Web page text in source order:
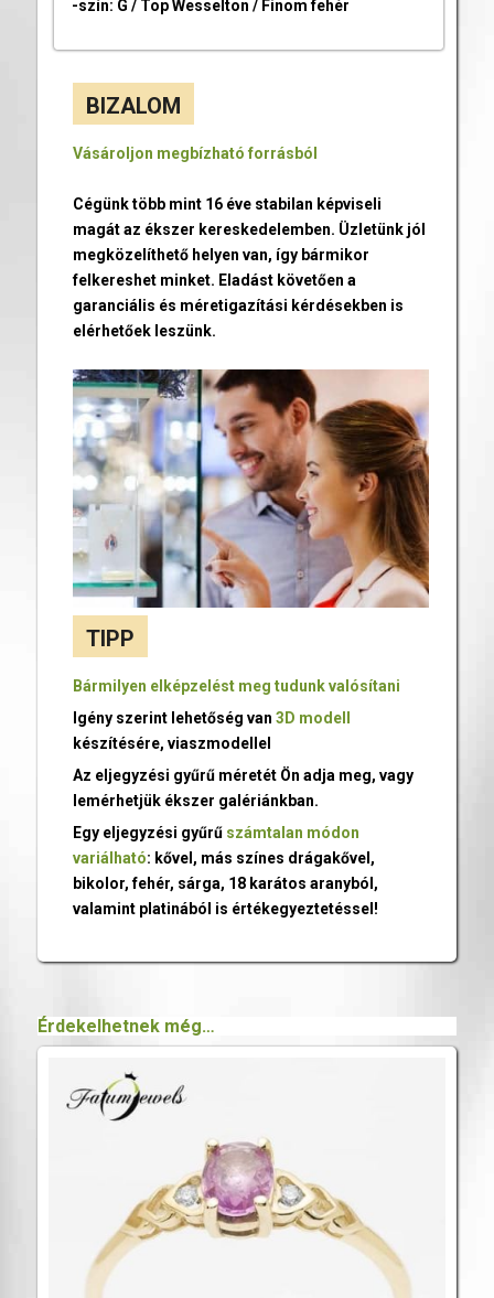
-szín: G / Top Wesselton / Finom fehér
BIZALOM
Vásároljon megbízható forrásból
Cégünk több mint 16 éve stabilan képviseli
magát az ékszer kereskedelemben. Üzletünk jól
megközelíthető helyen van, így bármikor
felkereshet minket. Eladást követően a
garanciális és méretigazítási kérdésekben is
elérhetőek leszünk.
TIPP
Bármilyen elképzelést meg tudunk valósítani
Igény szerint lehetőség van 3D modell
készítésére, viaszmodellel
Az eljegyzési gyűrű méretét Ön adja meg, vagy
lemérhetjük ékszer galériánkban.
Egy eljegyzési gyűrű számtalan módon
variálható: kővel, más színes drágakővel,
bikolor, fehér, sárga, 18 karátos aranyból,
valamint platinából is értékegyeztetéssel!
Érdekelhetnek még…